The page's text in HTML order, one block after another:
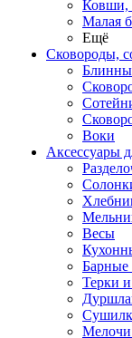
Ковши,
Малая
Ещё
Сковороды,
Воки
Аксессуары
Весы
Барные
Терки
Мелочи